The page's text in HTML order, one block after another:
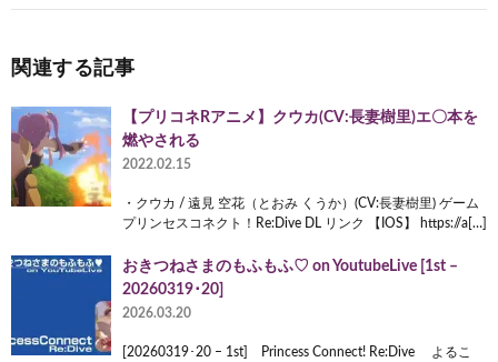
関連する記事
【プリコネRアニメ】クウカ(CV:長妻樹里)エ〇本を
燃やされる
2022.02.15
・クウカ / 遠見 空花（とおみ くうか）(CV:長妻樹里) ゲーム
プリンセスコネクト！Re:Dive DL リンク 【IOS】 https://a[…]
おきつねさまのもふもふ♡ on YoutubeLive [1st –
20260319･20]
2026.03.20
[20260319･20 – 1st] Princess Connect! Re:Dive よるこ